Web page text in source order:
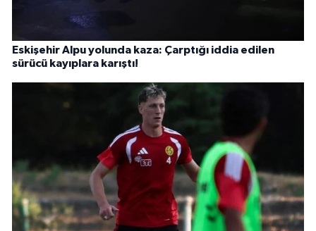
Eskişehir Alpu yolunda kaza: Çarptığı iddia edilen
sürücü kayıplara karıştı!